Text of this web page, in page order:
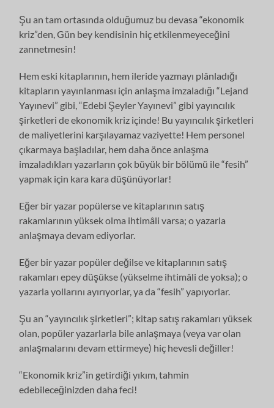
Şu an tam ortasında olduğumuz bu devasa “ekonomik
kriz”den, Gün bey kendisinin hiç etkilenmeyeceğini
zannetmesin!
Hem eski kitaplarının, hem ileride yazmayı plânladığı
kitapların yayınlanması için anlaşma imzaladığı “Lejand
Yayınevi” gibi, “Edebi Şeyler Yayınevi” gibi yayıncılık
şirketleri de ekonomik kriz içinde! Bu yayıncılık şirketleri
de maliyetlerini karşılayamaz vaziyette! Hem personel
çıkarmaya başladılar, hem daha önce anlaşma
imzaladıkları yazarların çok büyük bir bölümü ile “fesih”
yapmak için kara kara düşünüyorlar!
Eğer bir yazar popülerse ve kitaplarının satış
rakamlarının yüksek olma ihtimâli varsa; o yazarla
anlaşmaya devam ediyorlar.
Eğer bir yazar popüler değilse ve kitaplarının satış
rakamları epey düşükse (yükselme ihtimâli de yoksa); o
yazarla yollarını ayırıyorlar, ya da “fesih” yapıyorlar.
Şu an “yayıncılık şirketleri”; kitap satış rakamları yüksek
olan, popüler yazarlarla bile anlaşmaya (veya var olan
anlaşmalarını devam ettirmeye) hiç hevesli değiller!
“Ekonomik kriz”in getirdiği yıkım, tahmin
edebileceğinizden daha feci!